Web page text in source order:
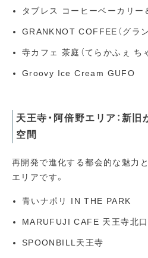
タブレス コーヒーベーカリー
GRANKNOT COFFEE（グラ
寺カフェ 茶庭（てらかふぇ ち
Groovy Ice Cream GUFO
天王寺・阿倍野エリア：新
空間
再開発で進化する都会的な魅力
エリアです。
青いナポリ IN THE PARK
MARUFUJI CAFE 天王寺北
SPOONBILL天王寺